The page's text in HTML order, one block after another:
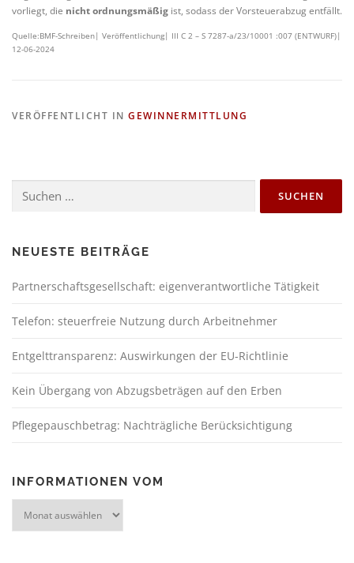
vorliegt, die nicht ordnungsmäßig ist, sodass der Vorsteuerabzug entfällt.
Quelle:BMF-Schreiben| Veröffentlichung| III C 2 – S 7287-a/23/10001 :007 (ENTWURF)|
12-06-2024
VERÖFFENTLICHT IN GEWINNERMITTLUNG
NEUESTE BEITRÄGE
Partnerschaftsgesellschaft: eigenverantwortliche Tätigkeit
Telefon: steuerfreie Nutzung durch Arbeitnehmer
Entgelttransparenz: Auswirkungen der EU-Richtlinie
Kein Übergang von Abzugsbeträgen auf den Erben
Pflegepauschbetrag: Nachträgliche Berücksichtigung
INFORMATIONEN VOM